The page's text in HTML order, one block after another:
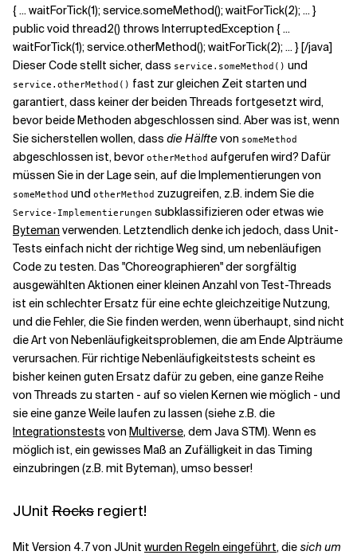
{ ... waitForTick(1); service.someMethod(); waitForTick(2); ... }
public void thread2() throws InterruptedException { ...
waitForTick(1); service.otherMethod(); waitForTick(2); ... } [/java]
Dieser Code stellt sicher, dass service.someMethod() und
service.otherMethod() fast zur gleichen Zeit starten und
garantiert, dass keiner der beiden Threads fortgesetzt wird,
bevor beide Methoden abgeschlossen sind. Aber was ist, wenn
Sie sicherstellen wollen, dass die Hälftevon someMethod
abgeschlossen ist, bevor otherMethod aufgerufen wird? Dafür
müssen Sie in der Lage sein, auf die Implementierungen von
someMethod und otherMethod zuzugreifen, z.B. indem Sie die
Service-Implementierungen subklassifizieren oder etwas wie
Byteman verwenden. Letztendlich denke ich jedoch, dass Unit-
Tests einfach nicht der richtige Weg sind, um nebenläufigen
Code zu testen. Das "Choreographieren" der sorgfältig
ausgewählten Aktionen einer kleinen Anzahl von Test-Threads
ist ein schlechter Ersatz für eine echte gleichzeitige Nutzung,
und die Fehler, die Sie finden werden, wenn überhaupt, sind nicht
die Art von Nebenläufigkeitsproblemen, die am Ende Alpträume
verursachen. Für richtige Nebenläufigkeitstests scheint es
bisher keinen guten Ersatz dafür zu geben, eine ganze Reihe
von Threads zu starten - auf so vielen Kernen wie möglich - und
sie eine ganze Weile laufen zu lassen (siehe z.B. die
Integrationstests von Multiverse, dem Java STM). Wenn es
möglich ist, ein gewisses Maß an Zufälligkeit in das Timing
einzubringen (z.B. mit Byteman), umso besser!
JUnit Rocks regiert!
Mit Version 4.7 von JUnit wurden Regeln eingeführt, diesich um